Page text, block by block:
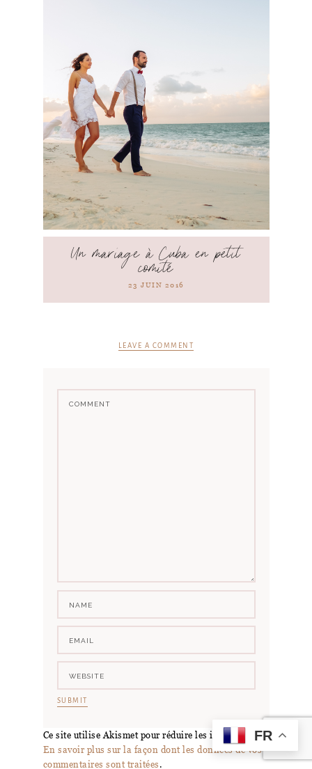
Un mariage à Cuba en petit
comité
23 JUIN 2016
LEAVE A COMMENT
Ce site utilise Akismet pour réduire les indésirables.
En savoir plus sur la façon dont les données de vos
commentaires sont traitées.
FR